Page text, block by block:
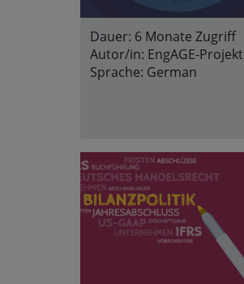
Dauer: 6 Monate Zugriff
Autor/in: EngAGE-Projekt
Sprache: German